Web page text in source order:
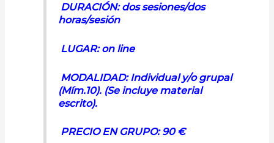
DURACIÓN: dos sesiones/dos
horas/sesión
LUGAR: on line
MODALIDAD: Individual y/o grupal
(Mím.10). (Se incluye material
escrito).
PRECIO EN GRUPO: 90 €